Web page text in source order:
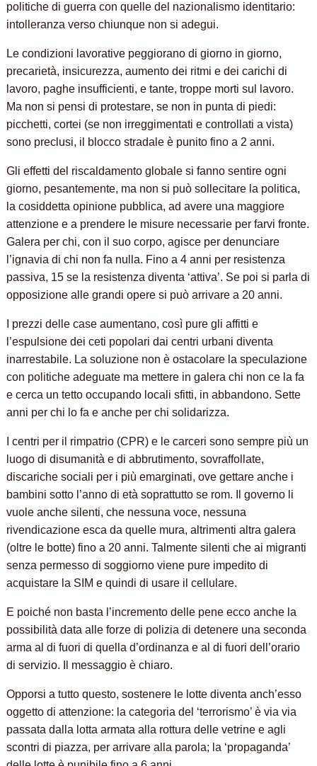
politiche di guerra con quelle del nazionalismo identitario:
intolleranza verso chiunque non si adegui.
Le condizioni lavorative peggiorano di giorno in giorno,
precarietà, insicurezza, aumento dei ritmi e dei carichi di
lavoro, paghe insufficienti, e tante, troppe morti sul lavoro.
Ma non si pensi di protestare, se non in punta di piedi:
picchetti, cortei (se non irreggimentati e controllati a vista)
sono preclusi, il blocco stradale è punito fino a 2 anni.
Gli effetti del riscaldamento globale si fanno sentire ogni
giorno, pesantemente, ma non si può sollecitare la politica,
la cosiddetta opinione pubblica, ad avere una maggiore
attenzione e a prendere le misure necessarie per farvi fronte.
Galera per chi, con il suo corpo, agisce per denunciare
l’ignavia di chi non fa nulla. Fino a 4 anni per resistenza
passiva, 15 se la resistenza diventa ‘attiva’. Se poi si parla di
opposizione alle grandi opere si può arrivare a 20 anni.
I prezzi delle case aumentano, così pure gli affitti e
l’espulsione dei ceti popolari dai centri urbani diventa
inarrestabile. La soluzione non è ostacolare la speculazione
con politiche adeguate ma mettere in galera chi non ce la fa
e cerca un tetto occupando locali sfitti, in abbandono. Sette
anni per chi lo fa e anche per chi solidarizza.
I centri per il rimpatrio (CPR) e le carceri sono sempre più un
luogo di disumanità e di abbrutimento, sovraffollate,
discariche sociali per i più emarginati, ove gettare anche i
bambini sotto l’anno di età soprattutto se rom. Il governo li
vuole anche silenti, che nessuna voce, nessuna
rivendicazione esca da quelle mura, altrimenti altra galera
(oltre le botte) fino a 20 anni. Talmente silenti che ai migranti
senza permesso di soggiorno viene pure impedito di
acquistare la SIM e quindi di usare il cellulare.
E poiché non basta l’incremento delle pene ecco anche la
possibilità data alle forze di polizia di detenere una seconda
arma al di fuori di quella d’ordinanza e al di fuori dell’orario
di servizio. Il messaggio è chiaro.
Opporsi a tutto questo, sostenere le lotte diventa anch’esso
oggetto di attenzione: la categoria del ‘terrorismo’ è via via
passata dalla lotta armata alla rottura delle vetrine e agli
scontri di piazza, per arrivare alla parola; la ‘propaganda’